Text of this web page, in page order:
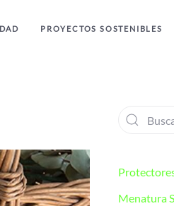
PROYECTOS SOSTENIBLES
Menatura